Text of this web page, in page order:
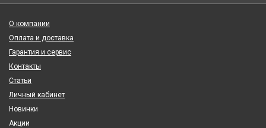
О компании
Оплата и доставка
Гарантия и сервис
Контакты
Статьи
Личный кабинет
Новинки
Акции